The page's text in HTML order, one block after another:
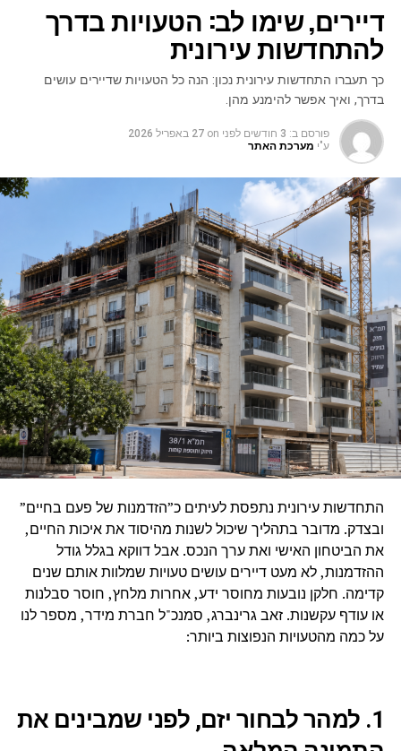
דיירים, שימו לב: הטעויות בדרך
להתחדשות עירונית
כך תעברו התחדשות עירונית נכון: הנה כל הטעויות שדיירים עושים
בדרך, ואיך אפשר להימנע מהן.
פורסם ב: 3 חודשים לפני on 27 באפריל 2026
ע"י מערכת האתר
התחדשות עירונית נתפסת לעיתים כ”הזדמנות של פעם בחיים”
ובצדק. מדובר בתהליך שיכול לשנות מהיסוד את איכות החיים,
את הביטחון האישי ואת ערך הנכס. אבל דווקא בגלל גודל
ההזדמנות, לא מעט דיירים עושים טעויות שמלוות אותם שנים
קדימה. חלקן נובעות מחוסר ידע, אחרות מלחץ, חוסר סבלנות
או עודף עקשנות. זאב גרינברג, סמנכ"ל חברת מידר, מספר לנו
על כמה מהטעויות הנפוצות ביותר:
1. למהר לבחור יזם, לפני שמבינים את